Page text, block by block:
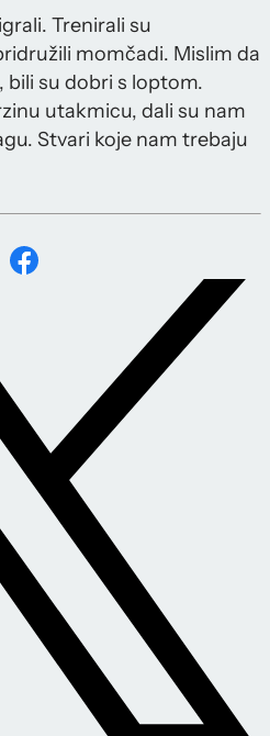
Trenirali su
momčadi. Mislim da
bili su dobri s loptom.
utakmicu, dali su nam
Stvari koje nam trebaju